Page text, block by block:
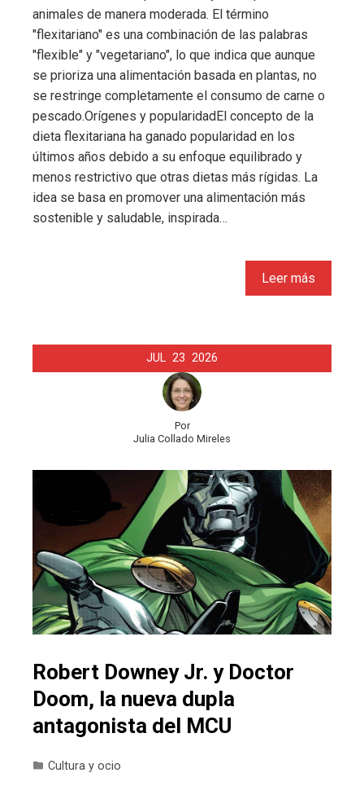
animales de manera moderada. El término
"flexitariano" es una combinación de las palabras
"flexible" y "vegetariano", lo que indica que aunque
se prioriza una alimentación basada en plantas, no
se restringe completamente el consumo de carne o
pescado.Orígenes y popularidadEl concepto de la
dieta flexitariana ha ganado popularidad en los
últimos años debido a su enfoque equilibrado y
menos restrictivo que otras dietas más rígidas. La
idea se basa en promover una alimentación más
sostenible y saludable, inspirada…
Leer más
JUL 23 2026
Por
Julia Collado Mireles
Robert Downey Jr. y Doctor
Doom, la nueva dupla
antagonista del MCU
Cultura y ocio